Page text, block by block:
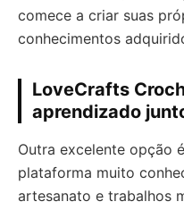
comece a criar suas
conhecimentos
LoveCrafts
aprendizado
Outra excelente opção
plataforma muito
artesanato e trabalhos